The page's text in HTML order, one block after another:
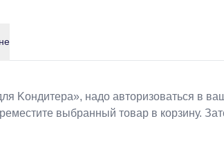
Koндитeрa», надо авторизоваться в
выбранный товар в корзину.